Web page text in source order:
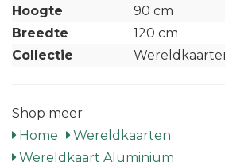
Hoogte
90 cm
Breedte
120 cm
Collectie
Shop meer
Home
Wereldkaarten
Wereldkaart Aluminium